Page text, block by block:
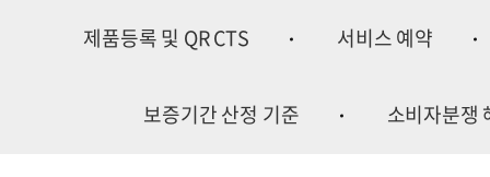
제품등록 및 QR CTS 서비스 예약
보증기간 산정 기준 소비자분쟁